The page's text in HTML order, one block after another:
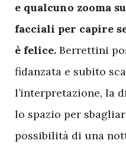
e qualcuno zooma
facciali per capire
è felice. Berrettini
fidanzata e subito
l’interpretazione, la
lo spazio per
possibilità di una